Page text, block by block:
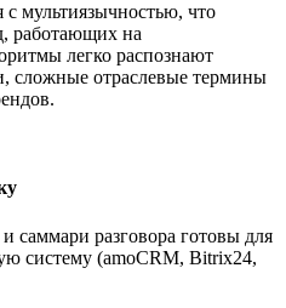
мультиязычностью, что
работающих на
легко распознают
сложные отраслевые термины
саммари разговора готовы для
систему (amoCRM, Bitrix24,